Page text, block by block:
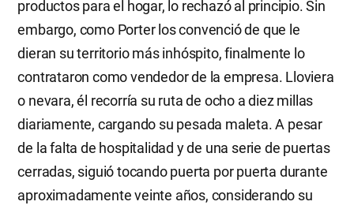
productos para el hogar, lo rechazó al principio. Sin
embargo, como Porter los convenció de que le
dieran su territorio más inhóspito, finalmente lo
contrataron como vendedor de la empresa. Lloviera
o nevara, él recorría su ruta de ocho a diez millas
diariamente, cargando su pesada maleta. A pesar
de la falta de hospitalidad y de una serie de puertas
cerradas, siguió tocando puerta por puerta durante
aproximadamente veinte años, considerando su